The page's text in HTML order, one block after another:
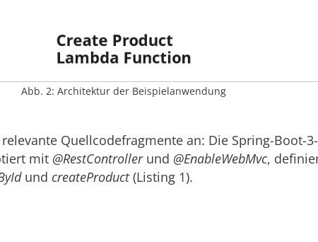
Abb. 2: Architektur der Beispielanwendung
Quellcodefragmente an: Die Spring-Boot-3-
mit @RestControllerund @EnableWebMvc,
und createProduct(Listing 1).